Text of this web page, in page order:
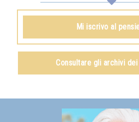
difficili da guarire. Che lo si comprenda o
si registra e un giorno può tornare in
“comprendete” nulla di quel fenomeno
mettetevi nelle giuste condizioni, e
manifesteranno più tardi in voi come
Vedi ancheVerso una civiltà solare,
Mi iscrivo al
Consultare gli archivi